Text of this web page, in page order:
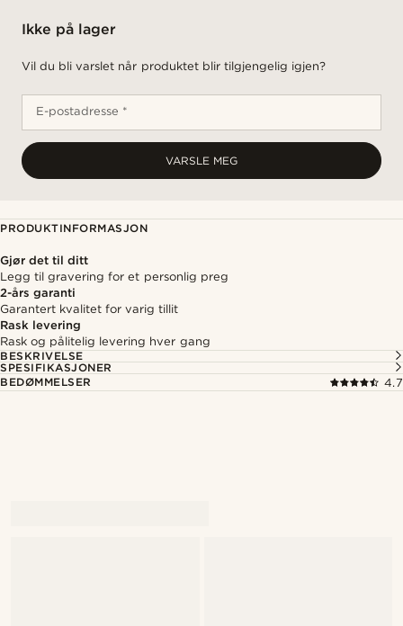
Ikke på lager
Vil du bli varslet når produktet blir tilgjengelig igjen?
E-postadresse *
VARSLE MEG
PRODUKTINFORMASJON
Gjør det til ditt
Legg til gravering for et personlig preg
2-års garanti
Garantert kvalitet for varig tillit
Rask levering
Rask og pålitelig levering hver gang
BESKRIVELSE
SPESIFIKASJONER
BEDØMMELSER
4.7